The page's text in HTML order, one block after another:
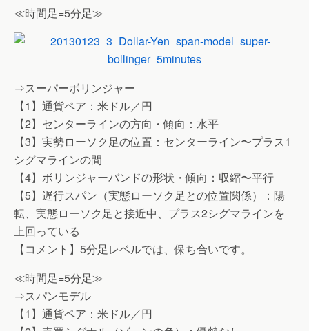
≪時間足=5分足≫
⇒スーパーボリンジャー
【1】通貨ペア：米ドル／円
【2】センターラインの方向・傾向：水平
【3】実勢ローソク足の位置：センターライン〜プラス1
シグマラインの間
【4】ボリンジャーバンドの形状・傾向：収縮〜平行
【5】遅行スパン（実態ローソク足との位置関係）：陽
転、実態ローソク足と接近中、プラス2シグマラインを
上回っている
【コメント】5分足レベルでは、保ち合いです。
≪時間足=5分足≫
⇒スパンモデル
【1】通貨ペア：米ドル／円